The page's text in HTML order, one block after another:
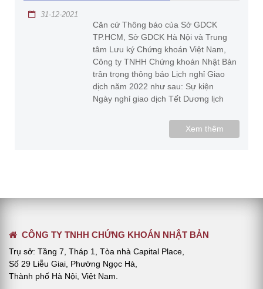
31-12-2021
Căn cứ Thông báo của Sở GDCK
TP.HCM, Sở GDCK Hà Nội và Trung
tâm Lưu ký Chứng khoán Việt Nam,
Công ty TNHH Chứng khoán Nhật Bản
trân trọng thông báo Lịch nghỉ Giao
dịch năm 2022 như sau: Sự kiện
Ngày nghỉ giao dịch Tết Dương lịch
Xem thêm
CÔNG TY TNHH CHỨNG KHOÁN NHẬT BẢN
Trụ sở: Tầng 7, Tháp 1, Tòa nhà Capital Place,
Số 29 Liễu Giai, Phường Ngọc Hà,
Thành phố Hà Nội, Việt Nam.